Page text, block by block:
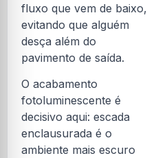
fluxo que vem de baixo,
evitando que alguém
desça além do
pavimento de saída.
O acabamento
fotoluminescente é
decisivo aqui: escada
enclausurada é o
ambiente mais escuro